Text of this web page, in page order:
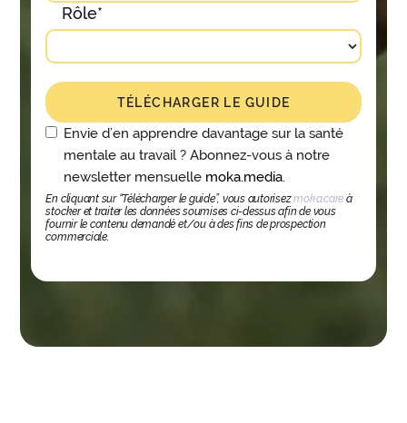
Rôle*
Envie d’en apprendre davantage sur la santé
mentale au travail ? Abonnez-vous à notre
newsletter mensuelle moka.media.
En cliquant sur “Télécharger le guide”, vous autorisezmoka.care à
stocker et traiter les données soumises ci-dessus afin de vous
fournir le contenu demandé et/ou à des fins de prospection
commerciale.